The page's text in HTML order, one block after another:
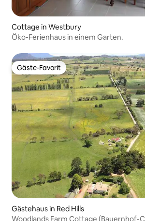
Cottage in Westbury
Öko-Ferienhaus in einem Garten.
Gäste-Favorit
Gäste-Favorit
Gästehaus in Red Hills
Woodlands Farm Cottage (Bauernhof-